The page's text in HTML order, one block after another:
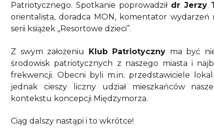
Patriotycznego. Spotkanie poprowadził dr Jerzy
orientalista, doradca MON, komentator wydarzeń
serii książek „Resortowe dzieci”.
Z swym założeniu Klub Patriotyczny ma być
środowisk patriotycznych z naszego miasta i
frekwencji. Obecni byli m.in. przedstawiciele
jednak cieszy liczny udział mieszkańców
kontekstu koncepcji Międzymorza.
Ciąg dalszy nastąpi i to wkrótce!